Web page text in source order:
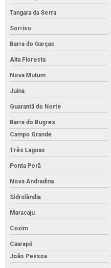
Tangará da Serra
Sorriso
Barra do Garças
Alta Floresta
Nova Mutum
Juína
Guarantã do Norte
Barra do Bugres
Campo Grande
Três Lagoas
Ponta Porã
Nova Andradina
Sidrolândia
Maracaju
Coxim
Caarapó
João Pessoa